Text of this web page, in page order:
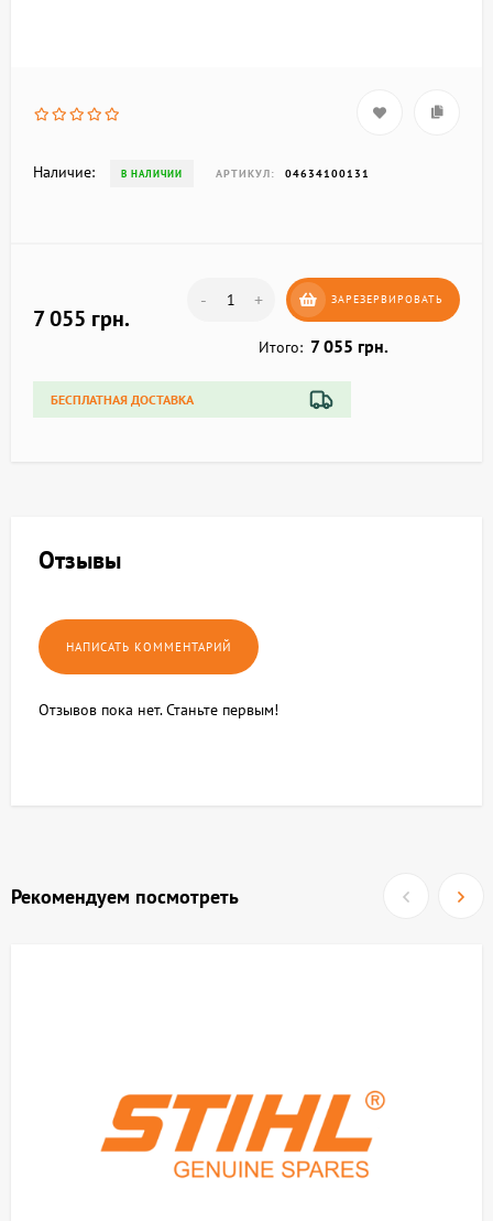
Наличие: В НАЛИЧИИ АРТИКУЛ: 04634100131
7 055 грн.
- + ЗАРЕЗЕРВИРОВАТЬ
Итого: 7 055 грн.
БЕСПЛАТНАЯ ДОСТАВКА
Отзывы
Отзывов пока нет. Станьте первым!
Рекомендуем посмотреть